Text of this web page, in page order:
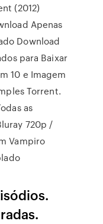
(2012)
Apenas
Download
para Baixar
10 e Imagem
Torrent.
as
720p /
Vampiro